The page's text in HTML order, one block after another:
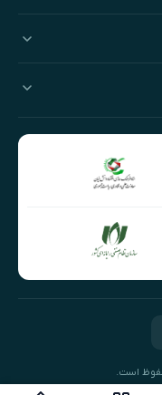
است.